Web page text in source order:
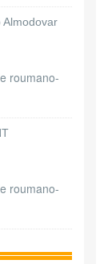
Almodovar
roumano-
roumano-